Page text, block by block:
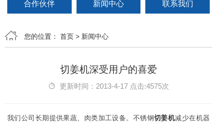
合作伙伴 新闻中心 联系我们
您的位置： 首页 > 新闻中心
切姜机深受用户的喜爱
更新时间：2013-4-17 点击:4575次
我们公司长期提供果蔬、肉类加工设备。不锈钢切姜机减少在机器